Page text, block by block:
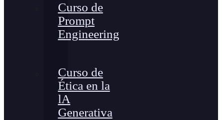
Curso de
Prompt
Engineering
Curso de
Ética en la
lA
Generativa